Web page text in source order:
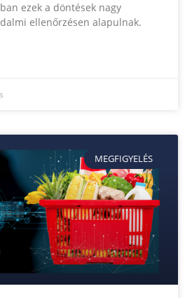
ezek a döntések nagy
ellenőrzésen alapulnak.
MEGFIGYELÉS